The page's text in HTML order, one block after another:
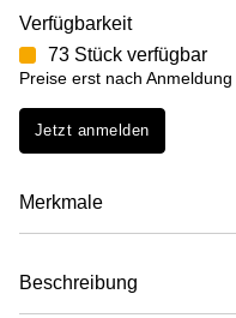
Verfügbarkeit
73 Stück verfügbar
Preise erst nach
Jetzt anmelden
Merkmale
Beschreibung